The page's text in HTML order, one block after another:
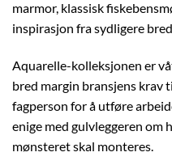
marmor, klassisk
inspirasjon fra sydligere
Aquarelle-kolleksjonen er
bred margin bransjens
fagperson for å utføre
enige med gulvleggeren om
mønsteret skal monteres.